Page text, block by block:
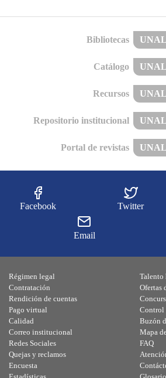
Bibliotecas UNAL
Catálogo UNAL
Recursos UNAL
Repositorio institucional UNAL
Portal de revistas UNAL
Facebook Twitter
Email
Régimen legal
Contratación
Rendición de cuentas
Pago virtual
Calidad
Talento
Ofertas
Control
Buzón
Correo institucional
Redes Sociales
Quejas y reclamos
Encuesta
Mapa
FAQ